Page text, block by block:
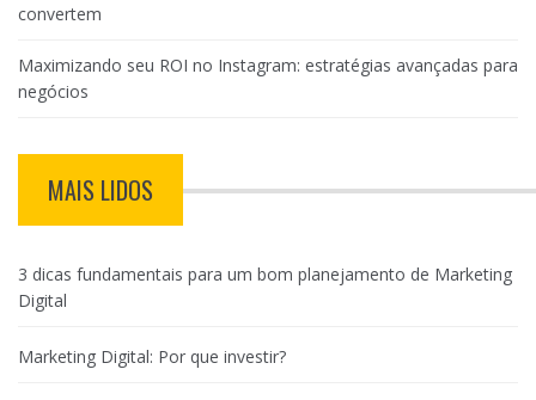
convertem
Maximizando seu ROI no Instagram: estratégias avançadas para
negócios
MAIS LIDOS
3 dicas fundamentais para um bom planejamento de Marketing
Digital
Marketing Digital: Por que investir?